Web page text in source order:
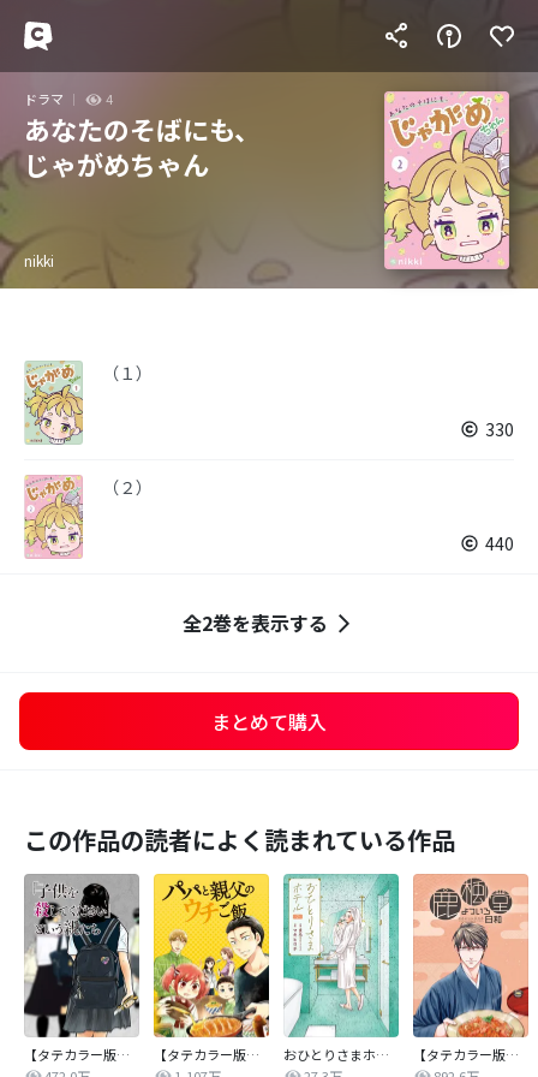
ドラマ 4
あなたのそばにも、
じゃがめちゃん
nikki
（１）
330
（２）
440
全2巻を表示する
まとめて購入
この作品の読者によく読まれている作品
【タテカラー版】｢子供を殺してください｣という親たち
【タテカラー版】パパと親父のウチご飯
おひとりさまホテル
【タテカラー版】鹿楓堂よついろ日和